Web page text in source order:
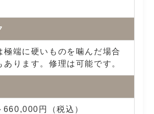
極端に硬いものを噛んだ場合
あります。修理は可能です。
円（税込）